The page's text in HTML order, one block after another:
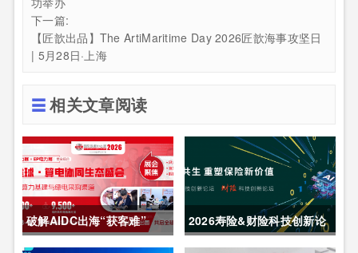
下一篇:
【匠歆出品】The ArtiMaritime Day 2026匠歆海事攻坚日
| 5月28日·上海
相关文章阅读
破解AIDC出海“获客难”
2026寿险&财险科技创新论